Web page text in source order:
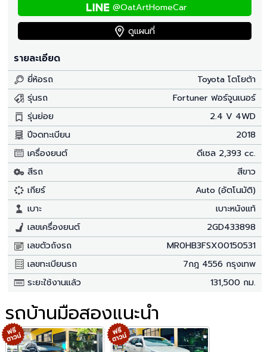
@OatArtHomeCar
ดูแผนที่
รายละเอียด
ยี่ห้อรถ
Toyota โตโยต้า
รุ่นรถ
Fortuner ฟอร์จูนเนอร์
รุ่นย่อย
2.4 V 4WD
ปีจดทะเบียน
2018
เครื่องยนต์
ดีเซล 2,393 cc.
สีรถ
สีขาว
เกียร์
Auto (อัตโนมัติ)
เบาะ
เบาะหนังแท้
เลขเครื่องยนต์
2GD433898
เลขตัวถังรถ
MR0HB3FSX00150531
เลขทะเบียนรถ
7กฎ 4556 กรุงเทพ
ระยะใช้งานแล้ว
131,500 กม.
รถบ้านมือสองแนะนำ